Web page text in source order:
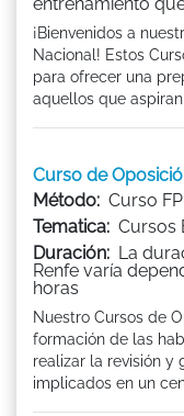
¡Bienvenidos a
Nacional! Estos
para ofrecer una
aquellos que
Curso de
Método: Curso
Tematica: Cursos
Duración: La
Renfe varía
horas
Nuestro Cursos de
formación de las
realizar la revisión y
implicados en un